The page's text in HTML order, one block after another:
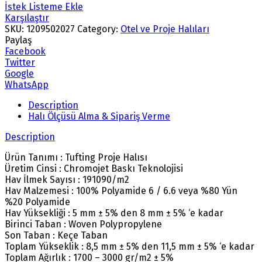
İstek Listeme Ekle
Karşılaştır
SKU: 1209502027 Category: Otel ve Proje Halıları
Paylaş
Facebook
Twitter
Google
WhatsApp
Description
Halı Ölçüsü Alma & Sipariş Verme
Description
Ürün Tanımı : Tufting Proje Halısı
Üretim Cinsi : Chromojet Baskı Teknolojisi
Hav İlmek Sayısı : 191090/m2
Hav Malzemesi : 100% Polyamide 6 / 6.6 veya %80 Yün
%20 Polyamide
Hav Yüksekliği : 5 mm ± 5% den 8 mm ± 5% ‘e kadar
Birinci Taban : Woven Polypropylene
Son Taban : Keçe Taban
Toplam Yükseklik : 8,5 mm ± 5% den 11,5 mm ± 5% ‘e kadar
Toplam Ağırlık : 1700 – 3000 gr/m2 ± 5%